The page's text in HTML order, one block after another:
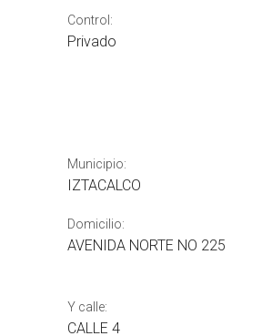
Control:
Privado
Municipio:
IZTACALCO
Domicilio:
AVENIDA NORTE NO 225
Y calle:
CALLE 4